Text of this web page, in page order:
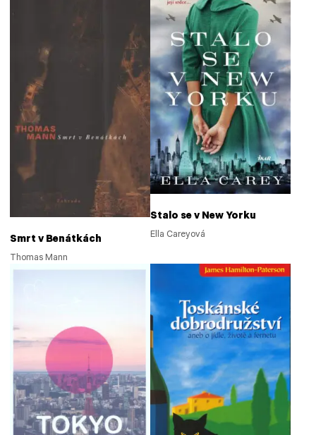
Smrt v Benátkách
Thomas Mann
Stalo se v New Yorku
Ella Careyová